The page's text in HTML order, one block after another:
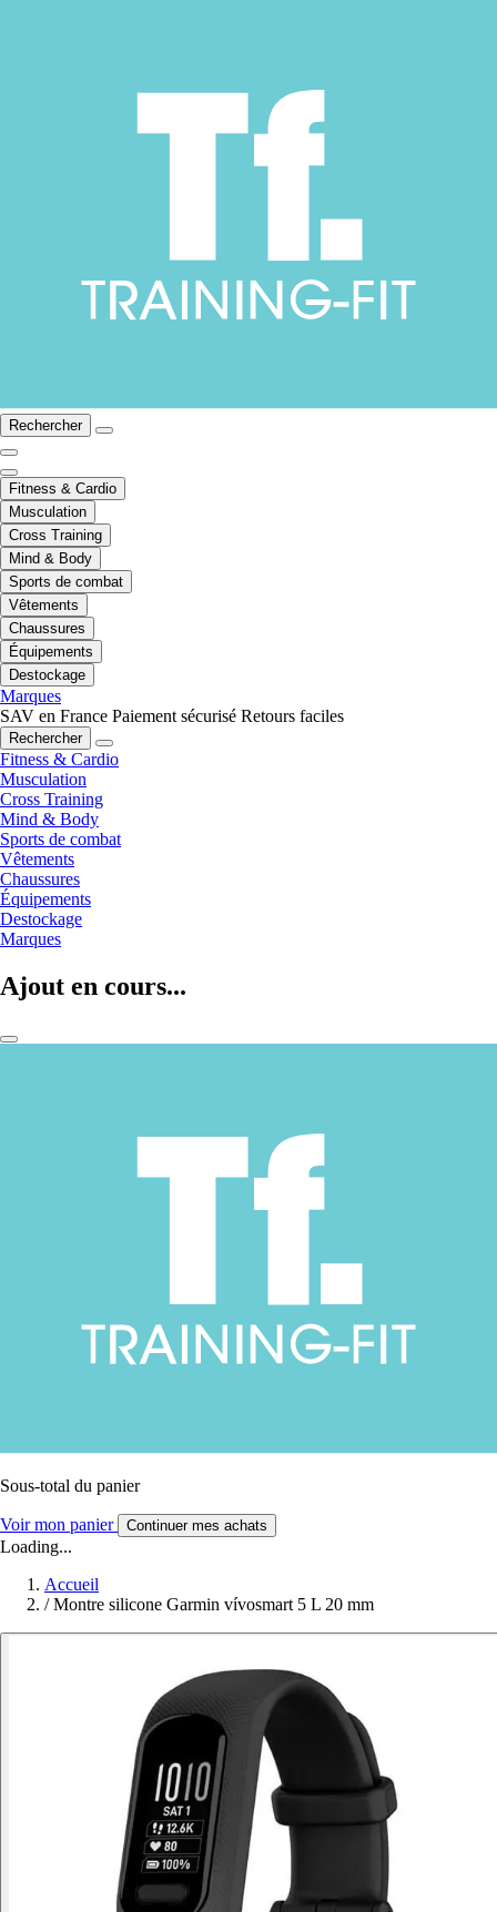
Rechercher
Fitness & Cardio
Musculation
Cross Training
Mind & Body
Sports de combat
Vêtements
Chaussures
Équipements
Destockage
Marques
SAV en France Paiement sécurisé Retours faciles
Rechercher
Fitness & Cardio
Musculation
Cross Training
Mind & Body
Sports de combat
Vêtements
Chaussures
Équipements
Destockage
Marques
Ajout en cours...
Sous-total du panier
Voir mon panier Continuer mes achats
Loading...
Accueil
/ Montre silicone Garmin vívosmart 5 L 20 mm